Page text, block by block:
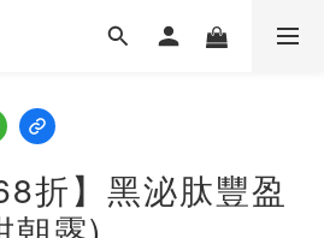
折】黑泌肽豐盈